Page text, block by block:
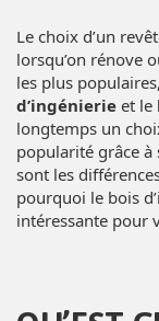
Le choix d’un
lorsqu’on rénove
les plus
d’ingénierie et le
longtemps un
popularité grâce à
sont les
pourquoi le bois
intéressante pour